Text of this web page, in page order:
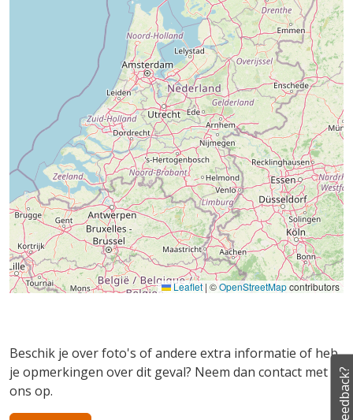
Leaflet| ©OpenStreetMapcontributors
Beschik je over foto's of andere extra informatie of heb
je opmerkingen over dit geval? Neem dan contact met
ons op.
Feedback?